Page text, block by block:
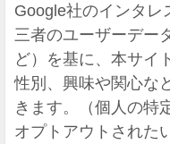
Google社のインタレ
三者のユーザーデー
ど）を基に、本サイ
性別、興味や関心な
きます。（個人の特
オプトアウトされた